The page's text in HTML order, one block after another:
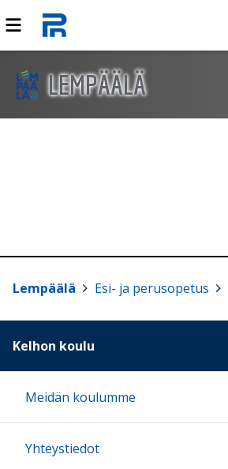
LEMPÄÄLÄ
Lempäälä Esi- ja perusopetus
Kelhon koulu
Meidän koulumme
Yhteystiedot